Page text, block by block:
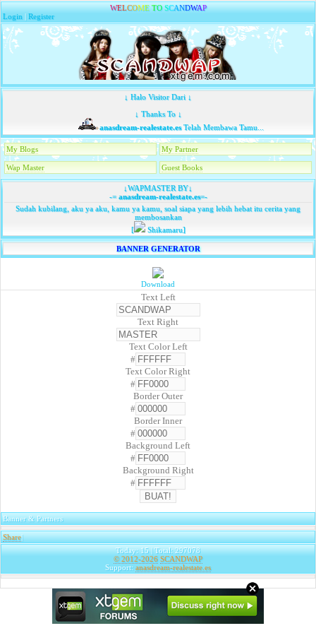
WELCOME TO SCANDWAP
Login |Register
↓ Halo Visitor Dari ↓
↓ Thanks To ↓
anasdream-realestate.esTelah Membawa Tamu...
My Blogs My Partner
Wap Master Guest Books
↓WAPMASTER BY↓
-=anasdream-realestate.es=-
Sudah kubilang, aku ya aku, kamu ya kamu, soal siapa yang lebih hebat itu cerita yang
membosankan
[
Shikamaru]
BANNER GENERATOR
Download
Text Left
Text Right
Text Color Left
#
Text Color Right
#
Border Outer
#
Border Inner
#
Background Left
#
Background Right
#
Banner & Partners
Share|
Today: 15 | Total: 297078
© 2012-2026 SCANDWAP
Support: anasdream-realestate.es